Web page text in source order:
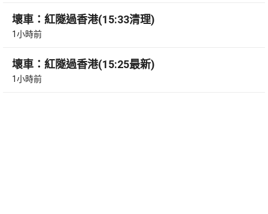
壞車：紅隧過香港(15:33清理)
1小時前
壞車：紅隧過香港(15:25最新)
1小時前